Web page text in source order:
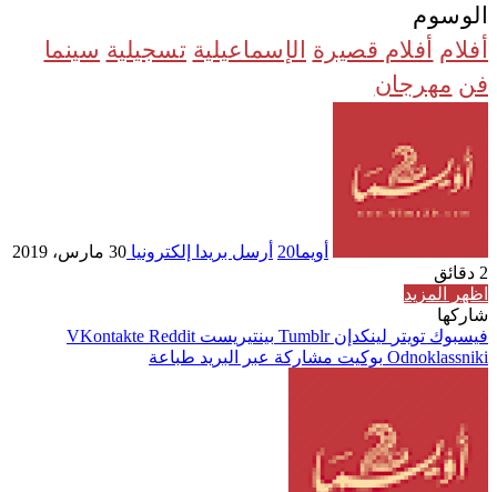
الوسوم
أفلام أفلام قصيرة الإسماعيلية تسجيلية سينما
فن مهرجان
أويما20 أرسل بريدا إلكترونيا 30 مارس، 2019
2 دقائق
اظهر المزيد
شاركها
فيسبوك تويتر لينكدإن بينتيريست
Odnoklassniki بوكيت مشاركة عبر البريد طباعة